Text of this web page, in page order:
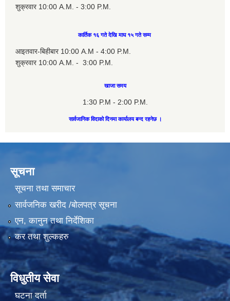
शुक्रवार 10:00 A.M. - 3:00 P.M.
कार्तिक १६ गते देखि माघ १५ गते सम्म
आइतवार-बिहीबार 10:00 A.M - 4:00 P.M.
शुक्रवार 10:00 A.M. - 3:00 P.M.
खाजा समय
1:30 P.M - 2:00 P.M.
सार्वजानिक विदाको दिनमा कार्यालय बन्द रहनेछ ।
सूचना
सूचना तथा समाचार
सार्वजनिक खरीद /बोलपत्र सूचना
एन, कानुन तथा निर्देशिका
कर तथा शुल्कहरु
विधुतीय सेवा
घटना दर्ता